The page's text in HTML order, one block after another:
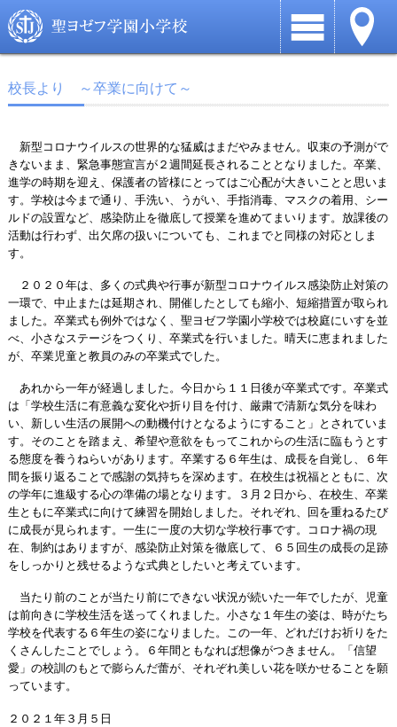
校長より ～卒業に向けて～
新型コロナウイルスの世界的な猛威はまだやみません。収束の予測がで
きないまま、緊急事態宣言が２週間延長されることとなりました。卒業、
進学の時期を迎え、保護者の皆様にとってはご心配が大きいことと思いま
す。学校は今まで通り、手洗い、うがい、手指消毒、マスクの着用、シー
ルドの設置など、感染防止を徹底して授業を進めてまいります。放課後の
活動は行わず、出欠席の扱いについても、これまでと同様の対応としま
す。
２０２０年は、多くの式典や行事が新型コロナウイルス感染防止対策の
一環で、中止または延期され、開催したとしても縮小、短縮措置が取られ
ました。卒業式も例外ではなく、聖ヨゼフ学園小学校では校庭にいすを並
べ、小さなステージをつくり、卒業式を行いました。晴天に恵まれました
が、卒業児童と教員のみの卒業式でした。
あれから一年が経過しました。今日から１１日後が卒業式です。卒業式
は「学校生活に有意義な変化や折り目を付け、厳粛で清新な気分を味わ
い、新しい生活の展開への動機付けとなるようにすること」とされていま
す。そのことを踏まえ、希望や意欲をもってこれからの生活に臨もうとす
る態度を養うねらいがあります。卒業する６年生は、成長を自覚し、６年
間を振り返ることで感謝の気持ちを深めます。在校生は祝福とともに、次
の学年に進級する心の準備の場となります。３月２日から、在校生、卒業
生ともに卒業式に向けて練習を開始しました。それぞれ、回を重ねるたび
に成長が見られます。一生に一度の大切な学校行事です。コロナ禍の現
在、制約はありますが、感染防止対策を徹底して、６５回生の成長の足跡
をしっかりと残せるような式典としたいと考えています。
当たり前のことが当たり前にできない状況が続いた一年でしたが、児童
は前向きに学校生活を送ってくれました。小さな１年生の姿は、時がたち
学校を代表する６年生の姿になりました。この一年、どれだけお祈りをた
くさんしたことでしょう。６年間ともなれば想像がつきません。「信望
愛」の校訓のもとで膨らんだ蕾が、それぞれ美しい花を咲かせることを願
っています。
２０２１年３月５日